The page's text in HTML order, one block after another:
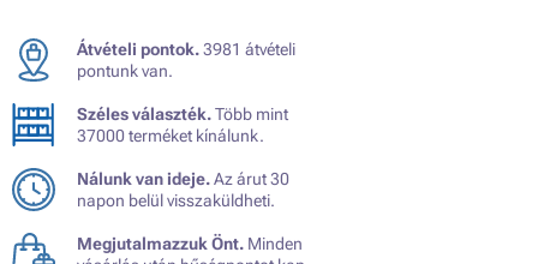
Átvételi pontok.3981 átvételi
pontunk van.
Széles választék.Több mint
37000 terméket kínálunk.
Nálunk van ideje.Az árut 30
napon belül visszaküldheti.
Megjutalmazzuk Önt. Minden